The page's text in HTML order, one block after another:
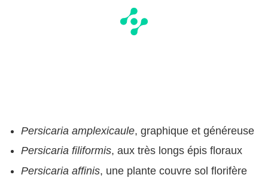
Persicaria amplexicaule, graphique et généreuse
Persicaria filiformis, aux très longs épis floraux
Persicaria affinis, une plante couvre sol florifère